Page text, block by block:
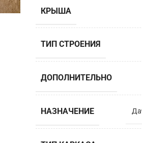
КРЫША
ТИП СТРОЕНИЯ
ДОПОЛНИТЕЛЬНО
НАЗНАЧЕНИЕ